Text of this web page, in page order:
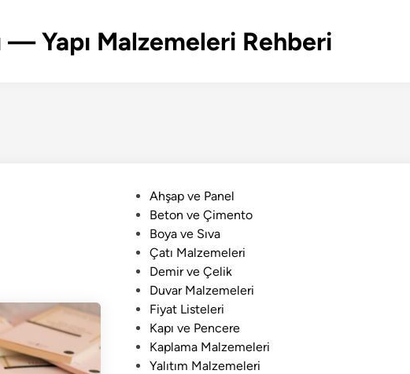
— Yapı Malzemeleri Rehberi
Ahşap ve Panel
Beton ve Çimento
Boya ve Sıva
Çatı Malzemeleri
Demir ve Çelik
Duvar Malzemeleri
Fiyat Listeleri
Kapı ve Pencere
Kaplama Malzemeleri
Yalıtım Malzemeleri